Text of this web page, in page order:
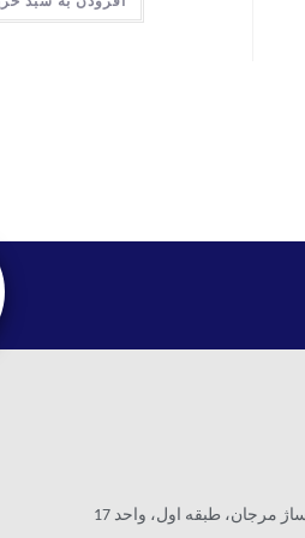
مرجان، طبقه اول، واحد 17